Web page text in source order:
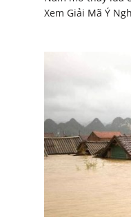
Xem Giải Mã Ý